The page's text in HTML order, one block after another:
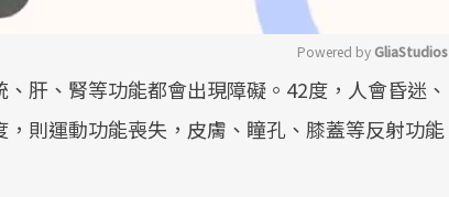
Mute
Powered by GliaStudios
肝、腎等功能都會出現障礙。42度，人會昏迷、
則運動功能喪失，皮膚、瞳孔、膝蓋等反射功能